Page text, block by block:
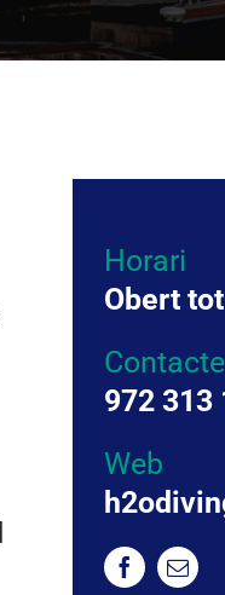
Horari
Obert
Contacte
972 313
Web